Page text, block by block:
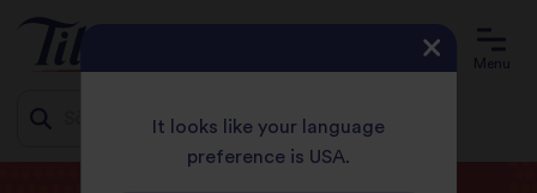
Menu
It looks like your language
preference is USA.